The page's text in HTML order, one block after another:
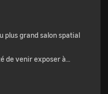
plus grand salon spatial
de venir exposer à…